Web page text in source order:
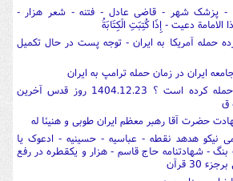
- پزشک شهر - قاضی عادل - فتنه - شعر هزار -
دعیت - إِذَا كُتِبَتِ الْكِتَابَةُ
آمریکا به ایران - توجه پست در حال تکمیل
ایران در زمان حمله ترامپ به ایران
9. چرا ترامپ به ایران حمله کرده است ؟ 1404.12.23 روز قدس آخرین
حضرت آقا رهبر معظم ایران طوبی و هنیئا له
نیکو هدهد نقطه - عباسیه - حسینیه - ادعوک یا
- شهادتنامه حاج قاسم - هزار و یکقطره در رفع
قرآن